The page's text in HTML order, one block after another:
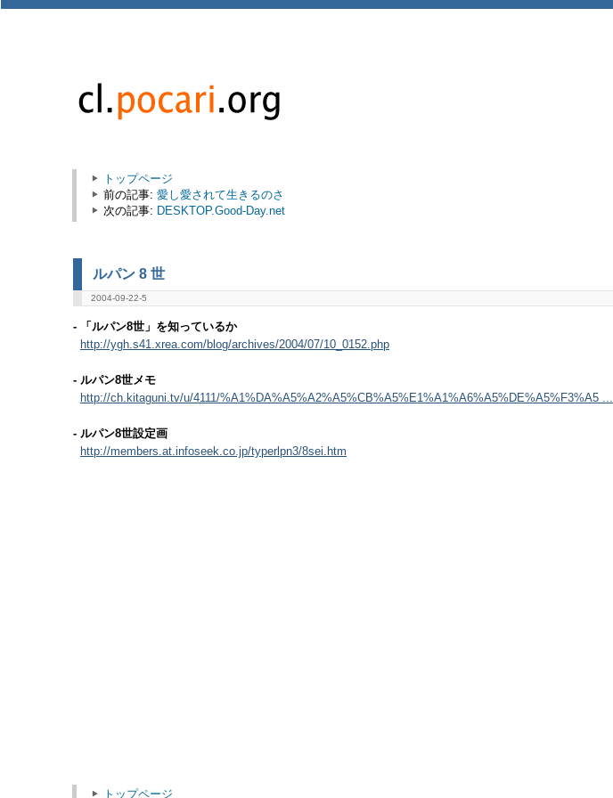
トップページ
前の記事: 愛し愛されて生きるのさ
次の記事: DESKTOP.Good-Day.net
ルパン 8 世
2004-09-22-5
- 「ルパン8世」を知っているか
http://ygh.s41.xrea.com/blog/archives/2004/07/10_0152.php
- ルパン8世メモ
http://ch.kitaguni.tv/u/4111/%A1%DA%A5%A2%A5%CB%A5%E1%A1%A6%A5%DE%A5%F3%A5 ...
- ルパン8世設定画
http://members.at.infoseek.co.jp/typerlpn3/8sei.htm
トップページ